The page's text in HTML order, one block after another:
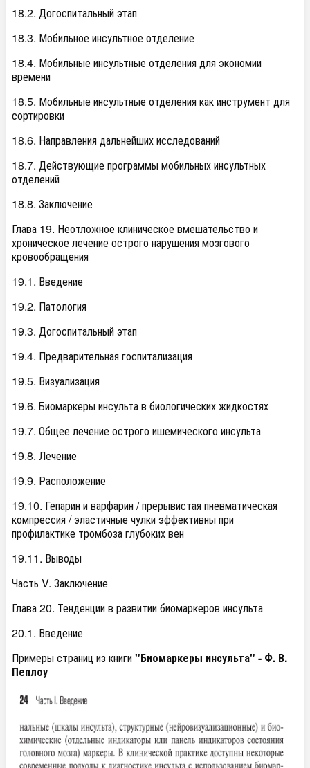
18.2. Догоспитальный этап
18.3. Мобильное инсультное отделение
18.4. Мобильные инсультные отделения для экономии
времени
18.5. Мобильные инсультные отделения как инструмент для
сортировки
18.6. Направления дальнейших исследований
18.7. Действующие программы мобильных инсультных
отделений
18.8. Заключение
Глава 19. Неотложное клиническое вмешательство и
хроническое лечение острого нарушения мозгового
кровообращения
19.1. Введение
19.2. Патология
19.3. Догоспитальный этап
19.4. Предварительная госпитализация
19.5. Визуализация
19.6. Биомаркеры инсульта в биологических жидкостях
19.7. Общее лечение острого ишемического инсульта
19.8. Лечение
19.9. Расположение
19.10. Гепарин и варфарин / прерывистая пневматическая
компрессия / эластичные чулки эффективны при
профилактике тромбоза глубоких вен
19.11. Выводы
Часть V. Заключение
Глава 20. Тенденции в развитии биомаркеров инсульта
20.1. Введение
Примеры страниц из книги"Биомаркеры инсульта" - Ф. В.
Пеплоу